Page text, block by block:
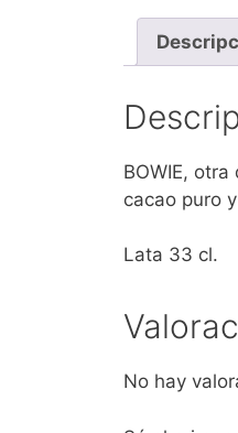
BOWIE,
cacao puro
Lata 33 cl.
No hay